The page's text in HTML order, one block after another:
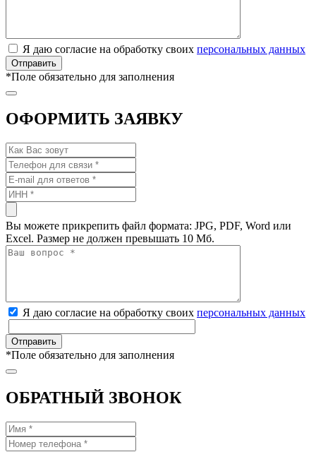
Я даю согласие на обработку своих персональных данных
*Поле обязательно для заполнения
ОФОРМИТЬ ЗАЯВКУ
Вы можете прикрепить файл формата: JPG, PDF, Word или
Excel. Размер не должен превышать 10 Мб.
Я даю согласие на обработку своих персональных данных
*Поле обязательно для заполнения
ОБРАТНЫЙ ЗВОНОК